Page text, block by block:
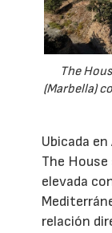
The
(Marbella)
Ubicada
The
elevada
relación